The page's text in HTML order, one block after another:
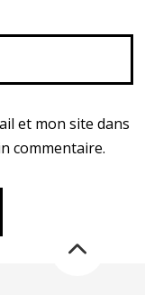
et mon site dans
commentaire.